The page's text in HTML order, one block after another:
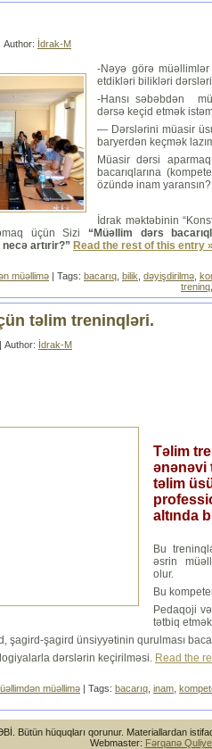
Author: İdrak-M
-Nəyə görə
etdikləri bilikləri
-Hansı səbəbdən
dərsə keçid etmək
— Dərslərini müasir
baryerdən keçmək
Müasir dərsi
bacarıqlarına
özündə inam yaransın?
İdrak məktəbinin
üçün Sizi
“Müəllim dərs
artırir?” Read the rest of this entry »
müəllimə | Tags: bacarıq bilik dəyişdirilmə
treninq
təlim treninqləri.
Author: İdrak-M
Təlim
ənənəvi
təlim
altında
Bu
əsrin
olur.
Bu
Pedaqoji
tətbiq
şagird-şagird ünsiyyətinin qurulması
dərslərin keçirilməsi. Read the
müəllimə | Tags: bacarıq, inam,
Bütün hüquqları qorunur. Materiallardan
Webmaster: Fərqanə